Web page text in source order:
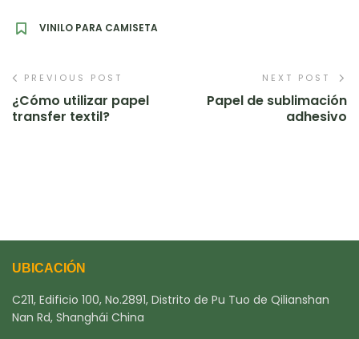
VINILO PARA CAMISETA
PREVIOUS POST
¿Cómo utilizar papel
transfer textil?
NEXT POST
Papel de sublimación
adhesivo
UBICACIÓN
C211, Edificio 100, No.2891, Distrito de Pu Tuo de Qilianshan
Nan Rd, Shanghái China